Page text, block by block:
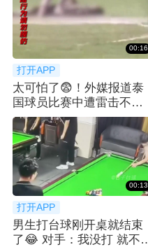
00:16
打开APP
太可怕了😨！外媒报道泰
国球员比赛中遭雷击不幸
去世
00:13
打开APP
男生打台球刚开桌就结束
了😂 对手：我没打 就不